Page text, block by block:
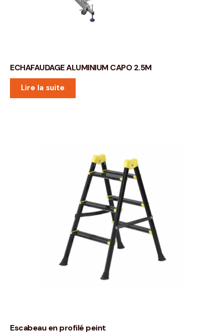
ECHAFAUDAGE ALUMINIUM CAPO 2.5M
Lire la suite
Escabeau en profilé peint